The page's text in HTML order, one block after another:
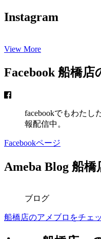
Instagram
View More
Facebook 船橋店
facebookでもわたし
報配信中。
Facebookページ
Ameba Blog 船橋
ブログ
船橋店のアメブロをチェ